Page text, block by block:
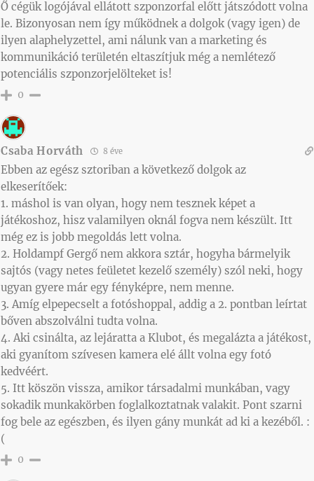
Ő cégük logójával ellátott szponzorfal előtt játszódott volna
le. Bizonyosan nem így működnek a dolgok (vagy igen) de
ilyen alaphelyzettel, ami nálunk van a marketing és
kommunikáció területén eltaszítjuk még a nemlétező
potenciális szponzorjelölteket is!
0
Csaba Horváth 8 éve
Ebben az egész sztoriban a következő dolgok az
elkeserítőek:
1. máshol is van olyan, hogy nem tesznek képet a
játékoshoz, hisz valamilyen oknál fogva nem készült. Itt
még ez is jobb megoldás lett volna.
2. Holdampf Gergő nem akkora sztár, hogyha bármelyik
sajtós (vagy netes feületet kezelő személy) szól neki, hogy
ugyan gyere már egy fényképre, nem menne.
3. Amíg elpepecselt a fotóshoppal, addig a 2. pontban leírtat
bőven abszolválni tudta volna.
4. Aki csinálta, az lejáratta a Klubot, és megalázta a játékost,
aki gyanítom szívesen kamera elé állt volna egy fotó
kedvéért.
5. Itt köszön vissza, amikor társadalmi munkában, vagy
sokadik munkakörben foglalkoztatnak valakit. Pont szarni
fog bele az egészben, és ilyen gány munkát ad ki a kezéből. :
(
0